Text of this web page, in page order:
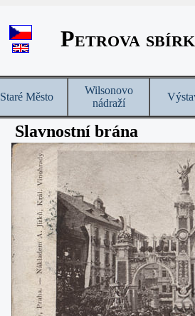
Petrova
Staré Město
Wilsonovo
nádraží
Slavnostní brána